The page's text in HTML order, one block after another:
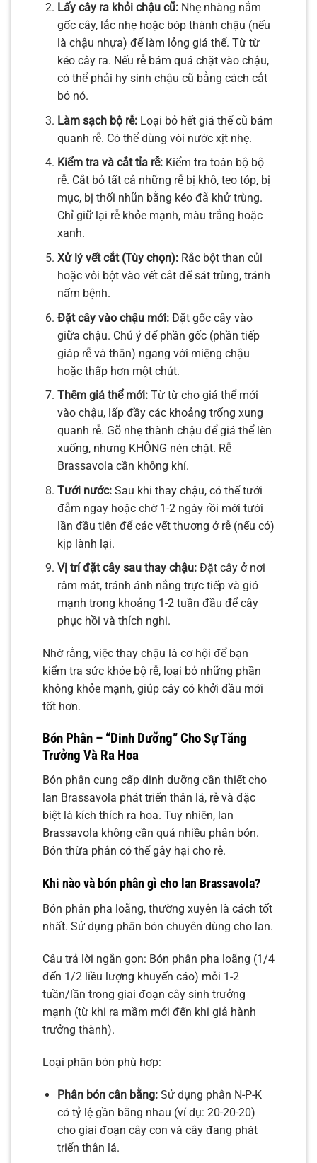
Lấy cây ra khỏi chậu cũ:Nhẹ nhàng nắm
gốc cây, lắc nhẹ hoặc bóp thành chậu (nếu
là chậu nhựa) để làm lỏng giá thể. Từ từ
kéo cây ra. Nếu rễ bám quá chặt vào chậu,
có thể phải hy sinh chậu cũ bằng cách cắt
bỏ nó.
Làm sạch bộ rễ:Loại bỏ hết giá thể cũ bám
quanh rễ. Có thể dùng vòi nước xịt nhẹ.
Kiểm tra và cắt tỉa rễ:Kiểm tra toàn bộ bộ
rễ. Cắt bỏ tất cả những rễ bị khô, teo tóp, bị
mục, bị thối nhũn bằng kéo đã khử trùng.
Chỉ giữ lại rễ khỏe mạnh, màu trắng hoặc
xanh.
Xử lý vết cắt (Tùy chọn):Rắc bột than củi
hoặc vôi bột vào vết cắt để sát trùng, tránh
nấm bệnh.
Đặt cây vào chậu mới:Đặt gốc cây vào
giữa chậu. Chú ý để phần gốc (phần tiếp
giáp rễ và thân) ngang với miệng chậu
hoặc thấp hơn một chút.
Thêm giá thể mới:Từ từ cho giá thể mới
vào chậu, lấp đầy các khoảng trống xung
quanh rễ. Gõ nhẹ thành chậu để giá thể lèn
xuống, nhưng KHÔNG nén chặt. Rễ
Brassavola cần không khí.
Tưới nước:Sau khi thay chậu, có thể tưới
đẫm ngay hoặc chờ 1-2 ngày rồi mới tưới
lần đầu tiên để các vết thương ở rễ (nếu có)
kịp lành lại.
Vị trí đặt cây sau thay chậu:Đặt cây ở nơi
râm mát, tránh ánh nắng trực tiếp và gió
mạnh trong khoảng 1-2 tuần đầu để cây
phục hồi và thích nghi.
Nhớ rằng, việc thay chậu là cơ hội để bạn
kiểm tra sức khỏe bộ rễ, loại bỏ những phần
không khỏe mạnh, giúp cây có khởi đầu mới
tốt hơn.
Bón Phân – “Dinh Dưỡng” Cho Sự Tăng
Trưởng Và Ra Hoa
Bón phân cung cấp dinh dưỡng cần thiết cho
lan Brassavola phát triển thân lá, rễ và đặc
biệt là kích thích ra hoa. Tuy nhiên, lan
Brassavola không cần quá nhiều phân bón.
Bón thừa phân có thể gây hại cho rễ.
Khi nào và bón phân gì cho lan Brassavola?
Bón phân pha loãng, thường xuyên là cách tốt
nhất. Sử dụng phân bón chuyên dùng cho lan.
Câu trả lời ngắn gọn: Bón phân pha loãng (1/4
đến 1/2 liều lượng khuyến cáo) mỗi 1-2
tuần/lần trong giai đoạn cây sinh trưởng
mạnh (từ khi ra mầm mới đến khi giả hành
trưởng thành).
Loại phân bón phù hợp:
Phân bón cân bằng:Sử dụng phân N-P-K
có tỷ lệ gần bằng nhau (ví dụ: 20-20-20)
cho giai đoạn cây con và cây đang phát
triển thân lá.